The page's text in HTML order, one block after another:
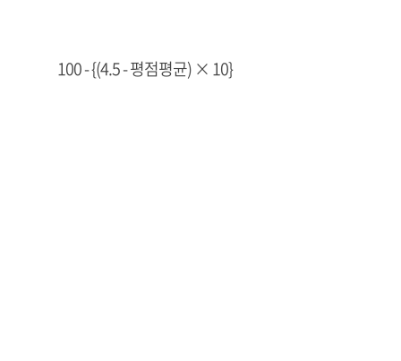
100 - {(4.5 - 평점평균) × 10}